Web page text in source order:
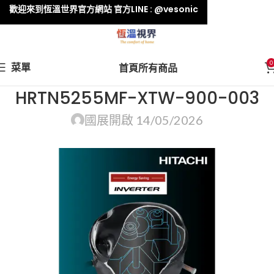
菜單 首頁所有商品 0
HRTN5255MF-XTW-900-003
國展開啟 14/05/2026
歡迎來到恆溫世界官方網站 官方LINE : @vesonic